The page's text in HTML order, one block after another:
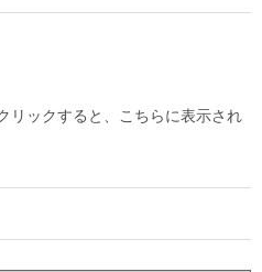
リックすると、こちらに表示され